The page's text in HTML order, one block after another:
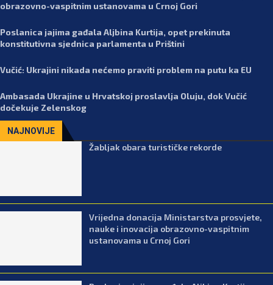
obrazovno-vaspitnim ustanovama u Crnoj Gori
Poslanica jajima gađala Aljbina Kurtija, opet prekinuta
konstitutivna sjednica parlamenta u Prištini
Vučić: Ukrajini nikada nećemo praviti problem na putu ka EU
Ambasada Ukrajine u Hrvatskoj proslavlja Oluju, dok Vučić
dočekuje Zelenskog
NAJNOVIJE
Žabljak obara turističke rekorde
Vrijedna donacija Ministarstva prosvjete,
nauke i inovacija obrazovno-vaspitnim
ustanovama u Crnoj Gori